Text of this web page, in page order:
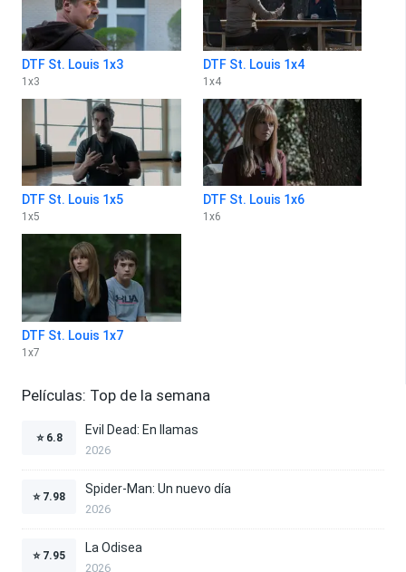
DTF St. Louis 1x3
1 x3
DTF St. Louis 1x4
1 x4
DTF St. Louis 1x5
1 x5
DTF St. Louis 1x6
1 x6
DTF St. Louis 1x7
1 x7
Películas: Top de la semana
⭐ 6.8
Evil Dead: En llamas
2026
⭐ 7.98
Spider-Man: Un nuevo día
2026
⭐ 7.95
La Odisea
2026